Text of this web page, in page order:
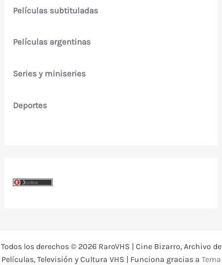
Películas subtituladas
Películas argentinas
Series y miniseries
Deportes
Todos los derechos © 2026 RaroVHS | Cine Bizarro, Archivo de
Películas, Televisión y Cultura VHS | Funciona gracias a Tema